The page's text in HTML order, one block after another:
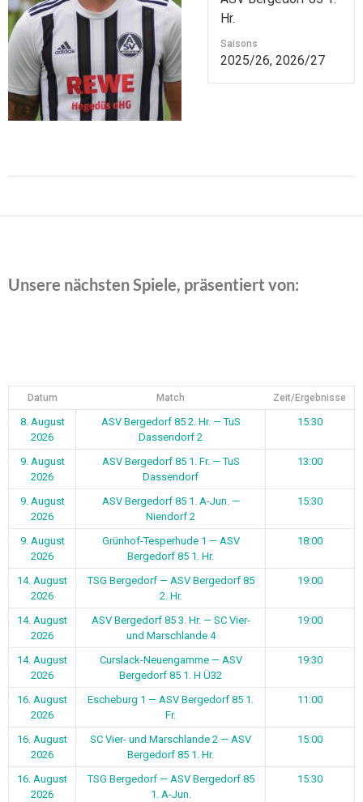
Hr.
Saisons
2025/26, 2026/27
Unsere nächsten Spiele, präsentiert von:
Datum Match Zeit/Ergebnisse
8. August
2026
ASV Bergedorf 85 2. Hr. — TuS
Dassendorf 2
15:30
9. August
2026
ASV Bergedorf 85 1. Fr. — TuS
Dassendorf
13:00
9. August
2026
ASV Bergedorf 85 1. A-Jun. —
Niendorf 2
15:30
9. August
2026
Grünhof-Tesperhude 1 — ASV
Bergedorf 85 1. Hr.
18:00
14. August
2026
TSG Bergedorf — ASV Bergedorf 85
2. Hr.
19:00
14. August
2026
ASV Bergedorf 85 3. Hr. — SC Vier-
und Marschlande 4
19:00
14. August
2026
Curslack-Neuengamme — ASV
Bergedorf 85 1. H Ü32
19:30
16. August
2026
Escheburg 1 — ASV Bergedorf 85 1.
Fr.
11:00
16. August
2026
SC Vier- und Marschlande 2 — ASV
Bergedorf 85 1. Hr.
15:00
16. August
2026
TSG Bergedorf — ASV Bergedorf 85
1. A-Jun.
15:30